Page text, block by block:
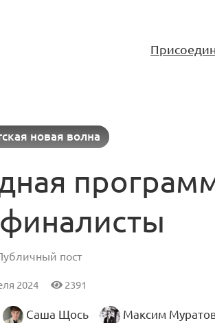
новая волна
пост
2024 2391
Саша Щось Максим